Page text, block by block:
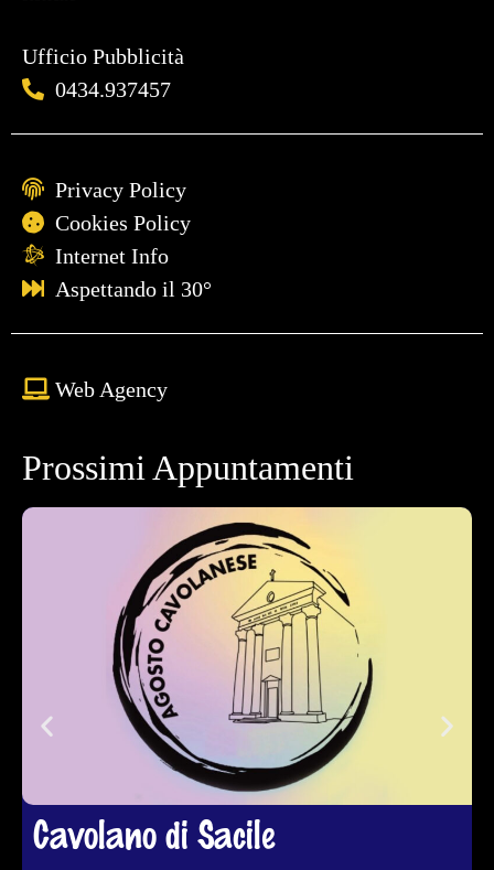
Ufficio Pubblicità
0434.937457
Privacy Policy
Cookies Policy
Internet Info
Aspettando il 30°
Web Agency
Prossimi Appuntamenti
Cavolano di Sacile